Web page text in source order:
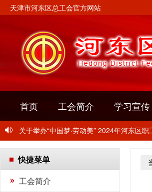
天津市河东区总工会官方网站
首页 工会简介 学习宣传
关于转发《关于开展2024年“玫瑰书香”女
关于举办“中国梦·劳动美” 2024年河东区
关于转发《关于开展2024年“玫瑰书香”女
关于举办“中国梦·劳动美” 2024年河东区职
快捷菜单
工会简介